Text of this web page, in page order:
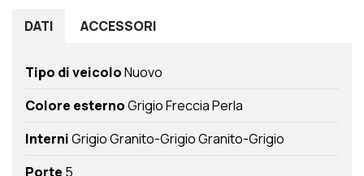
DATI ACCESSORI
Tipo di veicoloNuovo
Colore esternoGrigio Freccia Perla
InterniGrigio Granito-Grigio Granito-Grigio
Porte 5